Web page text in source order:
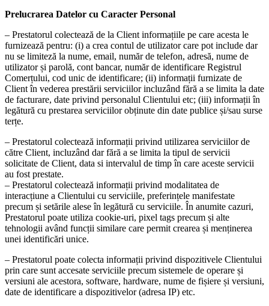
Prelucrarea Datelor cu Caracter Personal
– Prestatorul colectează de la Client informațiile pe care acesta le
furnizează pentru: (i) a crea contul de utilizator care pot include dar
nu se limiteză la nume, email, număr de telefon, adresă, nume de
utilizator și parolă, cont bancar, număr de identificare Registrul
Comerțului, cod unic de identificare; (ii) informații furnizate de
Client în vederea prestării serviciilor incluzând fără a se limita la date
de facturare, date privind personalul Clientului etc; (iii) informații în
legătură cu prestarea serviciilor obținute din date publice și/sau surse
terțe.
– Prestatorul colectează informații privind utilizarea serviciilor de
către Client, incluzând dar fără a se limita la tipul de servicii
solicitate de Client, data si intervalul de timp în care aceste servicii
au fost prestate.
– Prestatorul colectează informații privind modalitatea de
interacțiune a Clientului cu serviciile, preferințele manifestate
precum și setările alese în legătură cu serviciile. În anumite cazuri,
Prestatorul poate utiliza cookie-uri, pixel tags precum și alte
tehnologii având funcții similare care permit crearea și menținerea
unei identificări unice.
– Prestatorul poate colecta informații privind dispozitivele Clientului
prin care sunt accesate serviciile precum sistemele de operare și
versiuni ale acestora, software, hardware, nume de fișiere și versiuni,
date de identificare a dispozitivelor (adresa IP) etc.